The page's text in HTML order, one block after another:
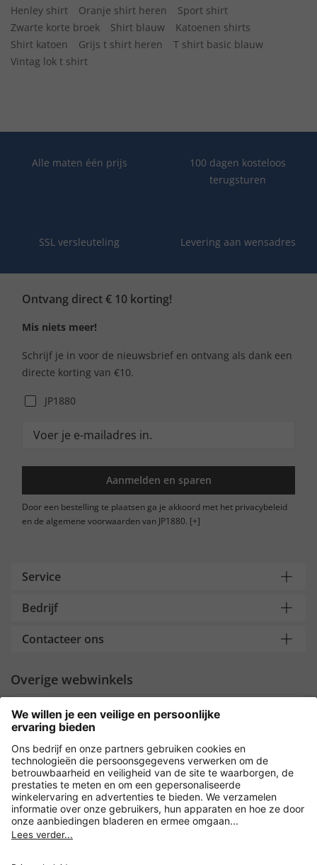
Henley shirt Oranje shirt heren
Sport shirt
Zwarte korte broek
Shirt blauw
Katoenen shirts
Shirt katoen
Grijs t shirt heren
T shirt basic blauw
Vintag lok t shirt
Alle maten één prijs
100 dagen kosteloos
terugsturen
SSL versleuteling Levering aan wensadres
Ontvang direct € 10 korting!
Mis niets meer!
Schrijf je in voor de nieuwsbrief en ontvang als dank een
directe korting van €10.
JP1880
Aanmelden en sparen
Door een bestelling te plaatsen ga je akkoord met het privacybeleid
en de algemene voorwaarden van JP1880. [+]
Service
Bedrijf
Contacteer ons
Overige webwinkels
Nederland
Payment and Delivery
Versleuteling met